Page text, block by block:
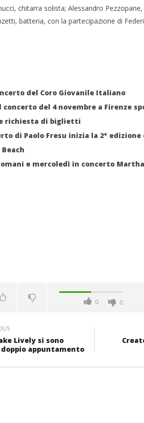
letizia
chitarra solista; Alessandro
batteria, con la partecipazione di
del Coro Giovanile Italiano
concerto del 4 novembre a Firenze
richiesta di biglietti
di Paolo Fresu inizia la 2°
e mercoledì in concerto
0 0
Lively si sono
appuntamento